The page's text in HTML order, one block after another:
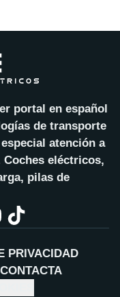
portal en español
de transporte
atención a
Coches eléctricos,
pilas de
PRIVACIDAD
CONTACTA